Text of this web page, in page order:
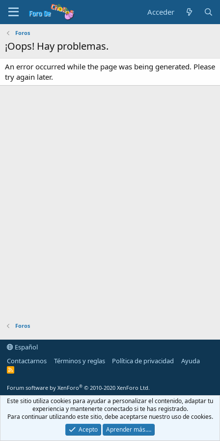
Acceder
Foros
¡Oops! Hay problemas.
An error occurred while the page was being generated. Please
try again later.
Foros
Español
Contactarnos
Términos y reglas Política de privacidad Ayuda
R
Forum software by XenForo® © 2010-2020 XenForo Ltd.
Este sitio utiliza cookies para ayudar a personalizar el contenido, adaptar tu
experiencia y mantenerte conectado si te has registrado.
Para continuar utilizando este sitio, debe aceptarse nuestro uso de cookies.
Acepto
Aprender más.…